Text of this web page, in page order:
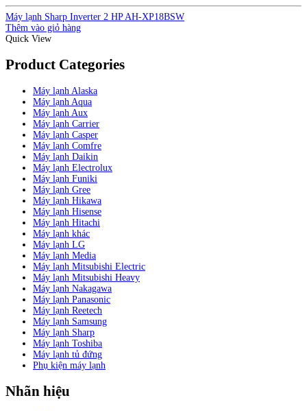
Máy lạnh Sharp Inverter 2 HP AH-XP18BSW
Thêm vào giỏ hàng
Quick View
Product Categories
Máy lạnh Alaska
Máy lạnh Aqua
Máy lạnh Aux
Máy lạnh Carrier
Máy lạnh Casper
Máy lạnh Comfre
Máy lạnh Daikin
Máy lạnh Electrolux
Máy lạnh Funiki
Máy lạnh Gree
Máy lạnh Hikawa
Máy lạnh Hisense
Máy lạnh Hitachi
Máy lạnh khác
Máy lạnh LG
Máy lạnh Media
Máy lạnh Mitsubishi Electric
Máy lạnh Mitsubishi Heavy
Máy lạnh Nakagawa
Máy lạnh Panasonic
Máy lạnh Reetech
Máy lạnh Samsung
Máy lạnh Sharp
Máy lạnh Toshiba
Máy lạnh tủ đứng
Phụ kiện máy lạnh
Nhãn hiệu